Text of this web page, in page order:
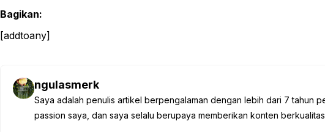
Bagikan:
[addtoany]
ngulasmerk
Saya adalah penulis artikel berpengalaman dengan lebih dari 7 tahun
passion saya, dan saya selalu berupaya memberikan konten